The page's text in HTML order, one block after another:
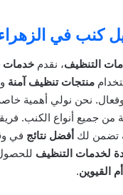
كنب في الزهراء
التنظيف، نقدم
منتجات تنظيف آمنة
نحن نولي أهمية
من جميع أنواع الكنب.
تضمن لك أفضل نتائج في
لخدمات التنظيف
القيوين.